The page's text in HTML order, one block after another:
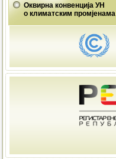
Оквирна конвенција УН
о климатским промјенама